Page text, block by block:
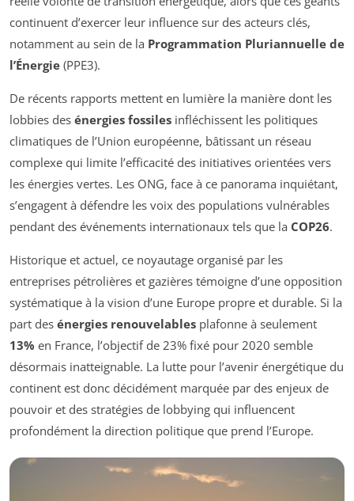
continuent d’exercer leur influence sur des acteurs clés,
notamment au sein de la Programmation Pluriannuelle de
l’Énergie (PPE3).
De récents rapports mettent en lumière la manière dont les
lobbies des énergies fossiles infléchissent les politiques
climatiques de l’Union européenne, bâtissant un réseau
complexe qui limite l’efficacité des initiatives orientées vers
les énergies vertes. Les ONG, face à ce panorama inquiétant,
s’engagent à défendre les voix des populations vulnérables
pendant des événements internationaux tels que la COP26.
Historique et actuel, ce noyautage organisé par les
entreprises pétrolières et gazières témoigne d’une opposition
systématique à la vision d’une Europe propre et durable. Si la
part des énergies renouvelables plafonne à seulement
13% en France, l’objectif de 23% fixé pour 2020 semble
désormais inatteignable. La lutte pour l’avenir énergétique du
continent est donc décidément marquée par des enjeux de
pouvoir et des stratégies de lobbying qui influencent
profondément la direction politique que prend l’Europe.